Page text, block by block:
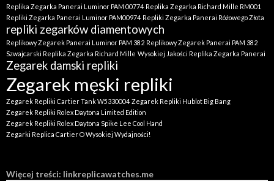
Replika Zegarka Panerai Luminor PAM 00774 Replika Zegarka Richard Mille RM001
Repliki Zegarka Panerai Luminor PAM00974 Repliki Zegarka Panerai Różowego Złota
repliki zegarków diamentowych
Replikowy Zegarek Panerai Luminor PAM 382 Replikowy Zegarek Panerai PAM 382
Szwajcarski Replika Zegarka Richard Mille Wysokiej Jakości Replika Zegarka Panerai
Zegarek damski repliki
Zegarek męski repliki
Zegarek Repliki Cartier Tank W5330004 Zegarek Repliki Hublot Big Bang
Zegarek Repliki Rolex Daytona Limited Edition
Zegarek Repliki Rolex Daytona Spike Lee Cool Hand
Zegarki Replica Cartier O Wysokiej Wydajności!
Więcej treści: linkreplicawatches.me